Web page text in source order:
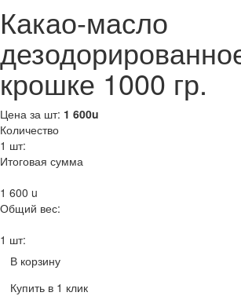
Какао-масло
крошке 1000 гр.
Цена за шт: 1 600u
Количество
1 шт:
Итоговая сумма
1 600 u
Общий вес:
1 шт:
В корзину
Купить в 1 клик